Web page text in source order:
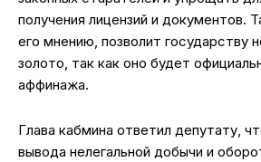
получения лицензий и документов.
его мнению, позволит государству
золото, так как оно будет
аффинажа.
Глава кабмина ответил депутату,
вывода нелегальной добычи и